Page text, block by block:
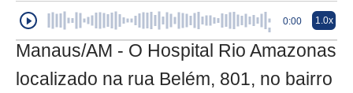
0:00 1.0x
Manaus/AM - O Hospital Rio Amazonas
localizado na rua Belém, 801, no bairro